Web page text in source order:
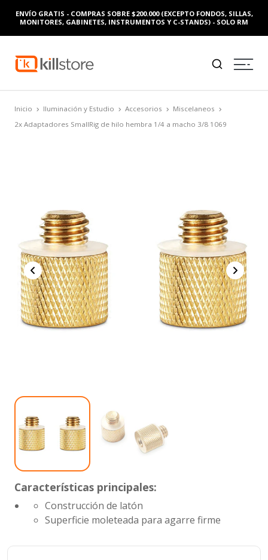
ENVÍO GRATIS - COMPRAS SOBRE $200.000 (EXCEPTO FONDOS, SILLAS,
MONITORES, GABINETES, INSTRUMENTOS Y C-STANDS) - SOLO RM
Inicio Iluminación y Estudio Accesorios
Miscelaneos
2x Adaptadores SmallRig de hilo hembra 1/4 a macho 3/8 1069
Características principales:
Construcción de latón
Superficie moleteada para agarre firme